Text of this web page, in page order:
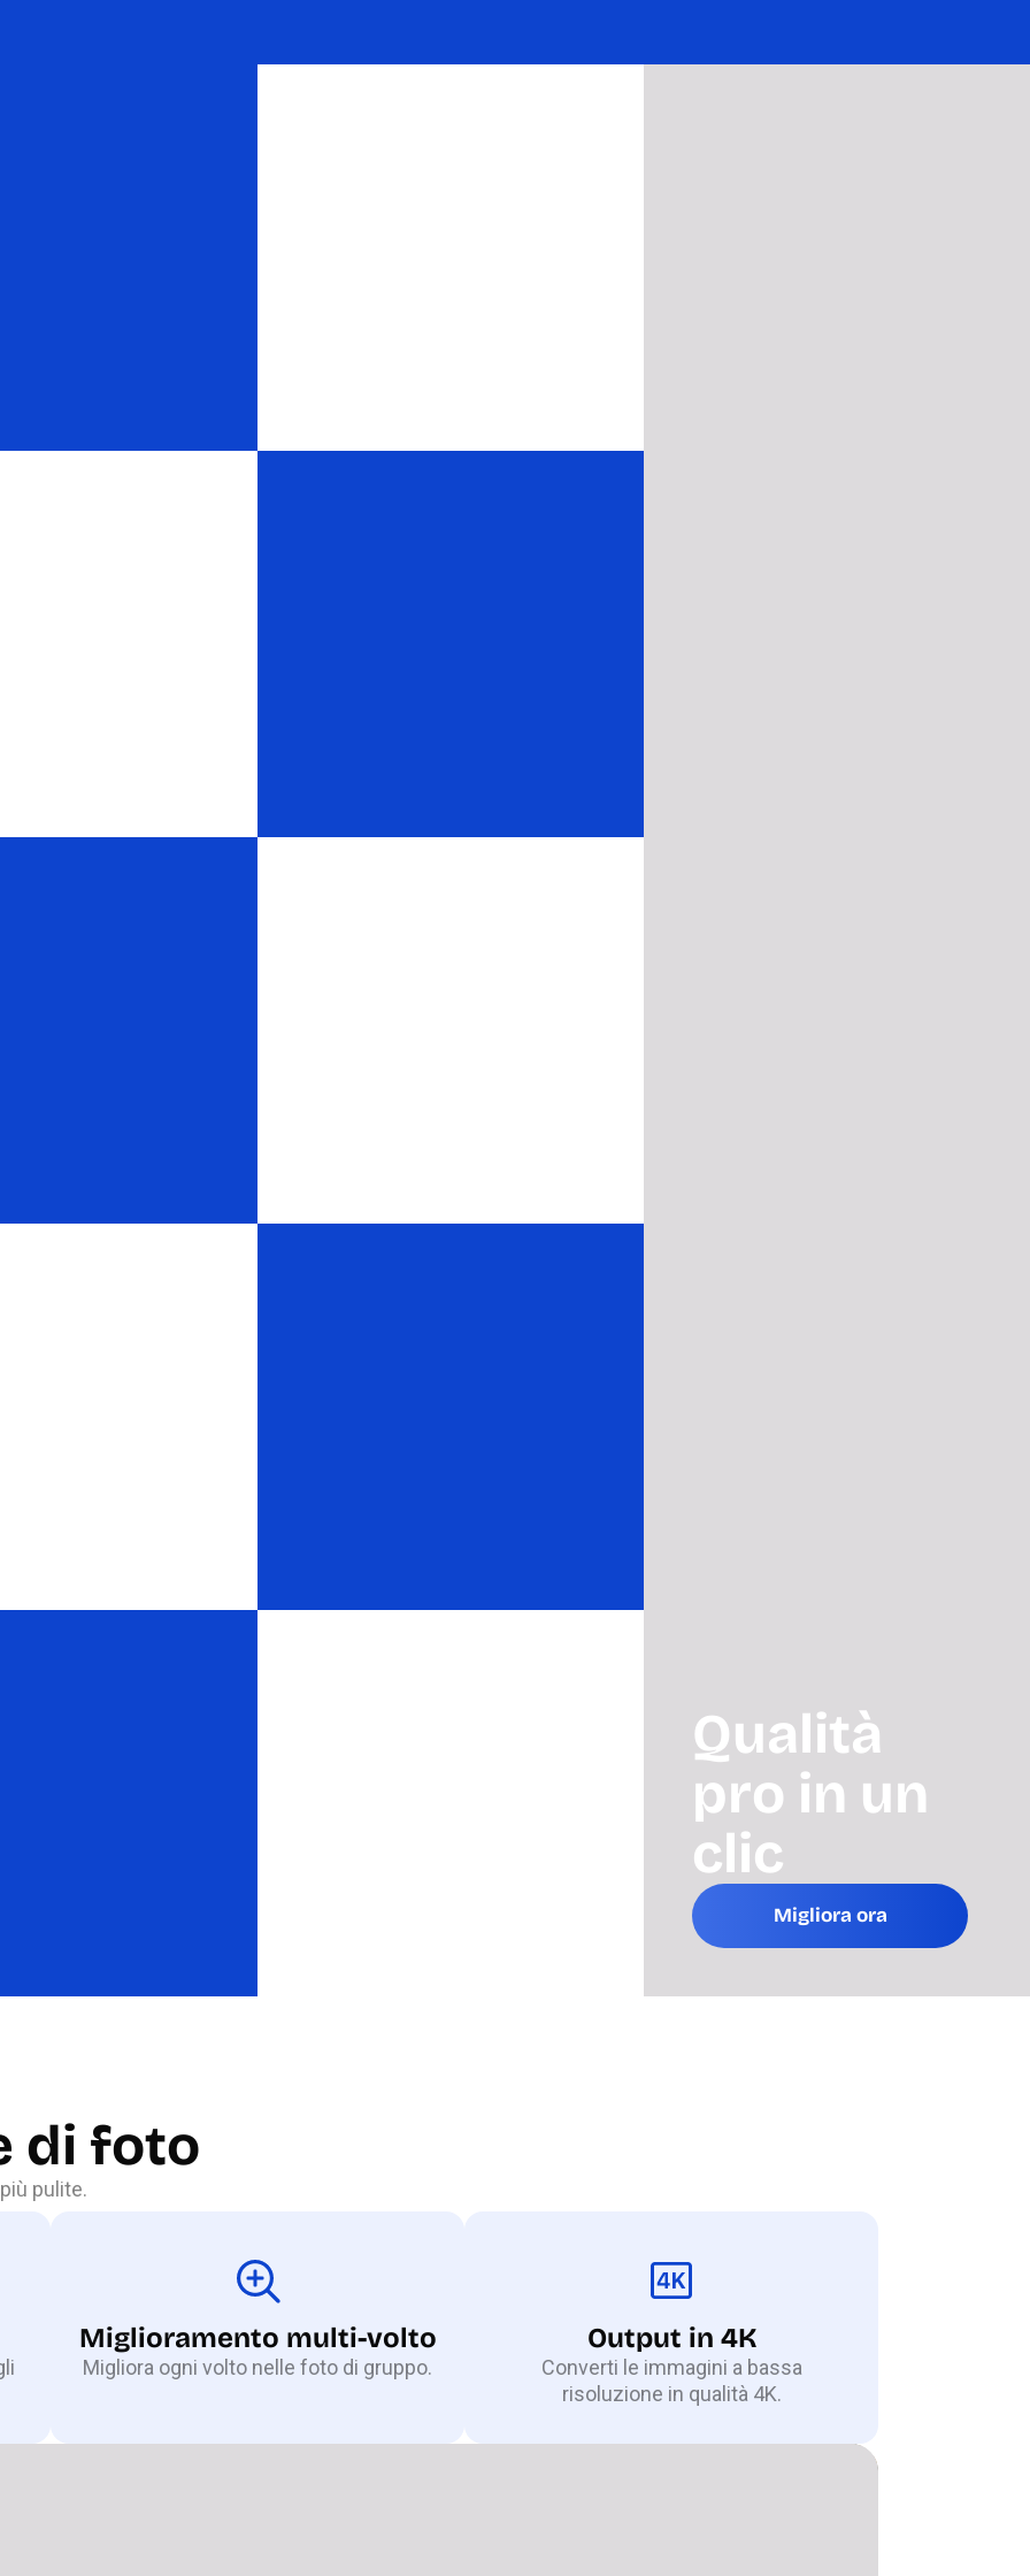
Qualità
pro in un
clic
Migliora ora
di foto
pulite.
Miglioramento multi-volto
Migliora ogni volto nelle foto di gruppo.
Output in 4K
Converti le immagini a bassa
risoluzione in qualità 4K.